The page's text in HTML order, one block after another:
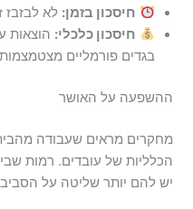
חיסכון בזמן: לא לבזבז
חיסכון כלכלי: הוצאות
בגדים פורמליים
ההשפעה על האושר
מחקרים מראים שעבודה
הכלליות של עובדים. רמות
יש להם יותר שליטה על